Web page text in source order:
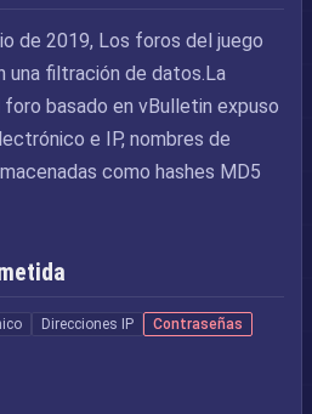
de 2019, Los foros del juego
una filtración de datos.La
basado en vBulletin expuso
e IP, nombres de
como hashes MD5
Direcciones IP
Contraseñas